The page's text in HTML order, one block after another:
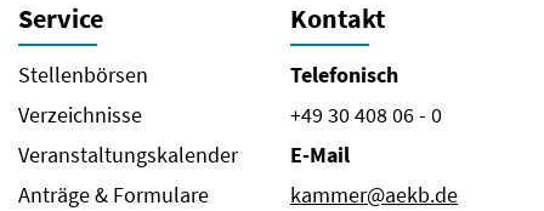
Service
Stellenbörsen
Verzeichnisse
Veranstaltungskalender
Anträge & Formulare
Kontakt
Telefonisch
+49 30 408 06 - 0
E-Mail
kammer@aekb.de